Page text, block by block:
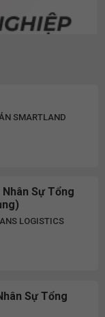
SMARTLAND
Nhân Sự Tổng
LOGISTICS
Sự Tổng